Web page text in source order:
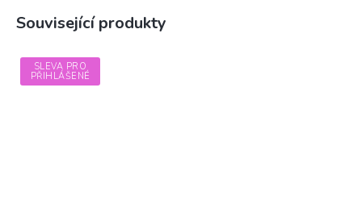
Související produkty
SLEVA PRO
PŘIHLÁŠENÉ